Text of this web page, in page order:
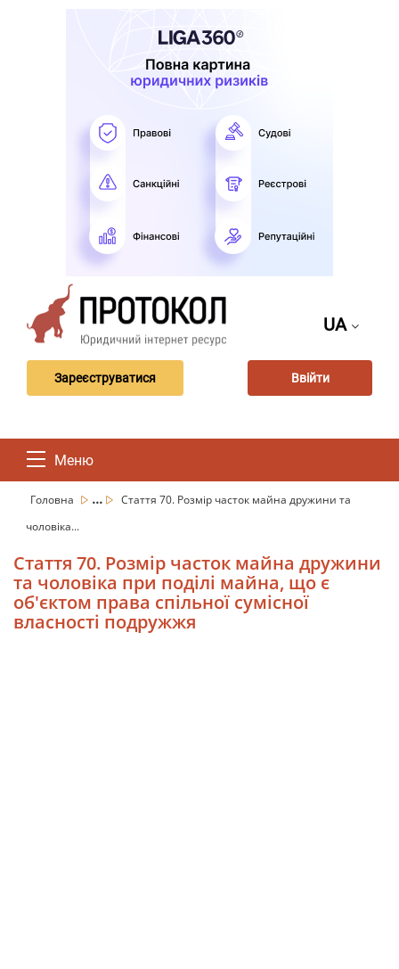
UA
Зареєструватися Ввійти
Меню
Головна ...
Стаття 70. Розмір часток майна дружини та
чоловіка...
Стаття 70. Розмір часток майна дружини
та чоловіка при поділі майна, що є
об'єктом права спільної сумісної
власності подружжя